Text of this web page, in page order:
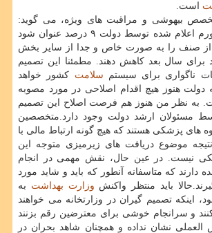
است.
بیهوشی و مراقبت های ویژه، می گوید:
كجای دنیا دیده اید تورم اعلام شده توسط دولت ۹ درصد عنوان شود
از صنف را به صورت خاص و جدا از سایر بخش
ناگواری برای سیستم سلامت كشور خواهد
هنوز هیچ اقدام اصلاحی در مورد مصوبه
به نظر من هنوز هم فرصت اصلاح این تصمیم
مسئولان ارشد دولت وجود دارد.متخصصین
های پزشكی هستند كه هیچ گونه ارتباط مالی با
موضوع دریافت های زیرمیزی متوجه این
نیست. در عین حال، نقش مهمی در انجام
دارند كه متاسفانه آنطور كه باید و شاید مورد
باید منتظر واكنش وزارت بهداشت به
اینكه تصمیم گیران در وزارتخانه می خواهند
و سرانجام خوشی برای معترضین رقم بزنند
العملی نشان نداده و همچنان شاهد بحران در